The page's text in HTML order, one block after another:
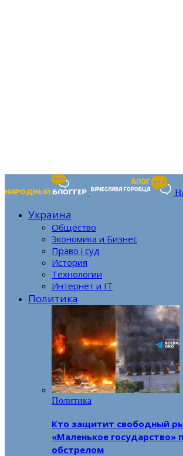
Украина
Общество
Экономика и Бизнес
Право і суд
История
Технологии
Интернет и IT
Политика
Политика
Кто защитит свободный
«Маленькое
обстрелом